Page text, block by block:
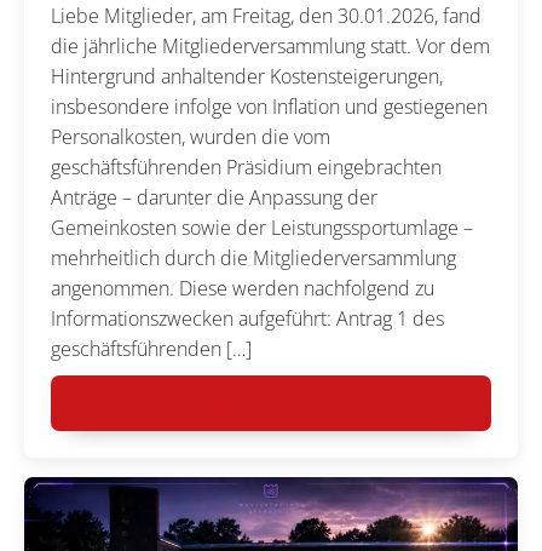
Liebe Mitglieder, am Freitag, den 30.01.2026, fand
die jährliche Mitgliederversammlung statt. Vor dem
Hintergrund anhaltender Kostensteigerungen,
insbesondere infolge von Inflation und gestiegenen
Personalkosten, wurden die vom
geschäftsführenden Präsidium eingebrachten
Anträge – darunter die Anpassung der
Gemeinkosten sowie der Leistungssportumlage –
mehrheitlich durch die Mitgliederversammlung
angenommen. Diese werden nachfolgend zu
Informationszwecken aufgeführt: Antrag 1 des
geschäftsführenden […]